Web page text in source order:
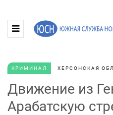
КРИМИНАЛ ХЕРСОНСКАЯ
Движение из
Арабатскую